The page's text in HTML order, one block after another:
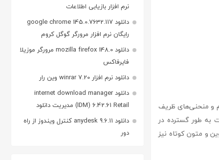
و منحنی‌های ظریف
به طور گسترده در
و متون کوتاه نیز
نرم افزار بازیابی اطلاعات
دانلود google chrome 145.0.7632.117
رایگان نرم افزار مرورگر گوگل کروم
دانلود mozilla firefox 148.0 مرورگر موزیلا
فایرفاکس
دانلود نرم افزار winrar 7.20 وین رار
دانلود internet download manager
(IDM) 6.42.61 Retail مدیریت دانلود
دانلود anydesk 9.6.11 کنترل ویندوز از راه
دور